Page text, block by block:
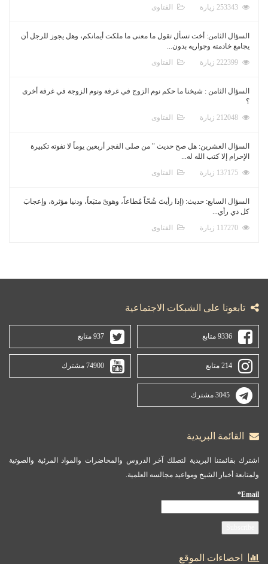
الفتاوى
السؤال الثامن: أخت تسأل تقول ما معنى ما ملكت أيمانكم، وهل يجوز للرجل أن
يجامع خادمته وجواريه بدون...
الفتاوى
السؤال الثامن : شيخنا ما حكم نوم الزوج في غرفة ونوم الزوجة في غرفة أخرى
؟
الفتاوى
السؤال العشرين: هل صح حديث " من صلى الفجر أربعين يوماً لا تفوته تكبيرة
الإحرام إلا كتب الله له...
الفتاوى
السؤال السابع: حديث: (إذا رأيتَ شُحّاً مُطاعاً، وهوىً متبَعاً، ودنيا مؤثرة، وإعجابَ
كل ذي رأي...
الفتاوى
تابعونا على الشبكات الاجتماعية
9336 متابع 937 متابع
214 متابع 74900 مشترك
3045 مشترك
القائمة البريدية
اشترك بقائمتنا البريدية لتصلك آخر الدروس والمحاضرات والمواد المرئية والصوتية
ولمتابعة أخبار الشيخ ومواعيد مجالسه العلمية.
Email*
احصاءات الموقع